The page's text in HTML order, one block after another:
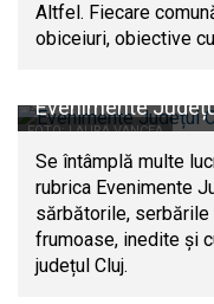
Altfel. Fiecare
obiceiuri, obiective
FOTO: LAURA VANCEA
Evenimente
Se întâmplă multe
rubrica Evenimente
sărbătorile,
frumoase, inedite și
județul Cluj.